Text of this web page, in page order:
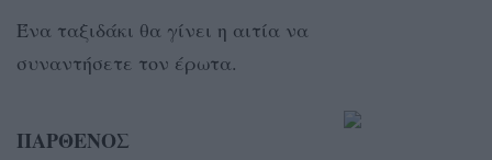
Ένα ταξιδάκι θα γίνει η αιτία να
συναντήσετε τον έρωτα.
ΠΑΡΘΕΝΟΣ